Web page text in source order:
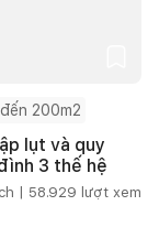
200m2
lụt và quy
3 thế hệ
| 58.929 lượt xem